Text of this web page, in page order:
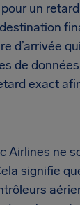
un
d’arrivée
de
exact
ne
signifie